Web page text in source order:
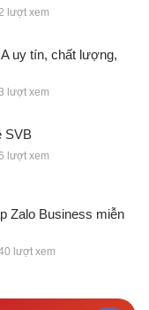
lượt xem
uy tín, chất lượng,
lượt xem
SVB
lượt xem
Zalo Business miễn
lượt xem